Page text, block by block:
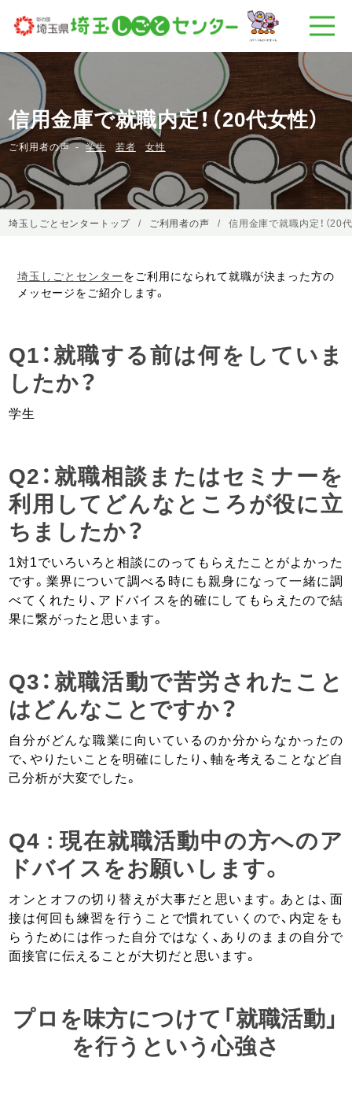
信用金庫で就職内定！（20代女性）
ご利用者の声 学生 若者 女性
埼玉しごとセンタートップ ご利用者の声 信用金庫で就職内定！（20
埼玉しごとセンターをご利用になられて就職が決まった方の
メッセージをご紹介します。
Q1：就職する前は何をしていま
したか？
学生
Q2：就職相談またはセミナーを
利用してどんなところが役に立
ちましたか？
1対1でいろいろと相談にのってもらえたことがよかった
です。業界について調べる時にも親身になって一緒に調
べてくれたり、アドバイスを的確にしてもらえたので結
果に繋がったと思います。
Q3：就職活動で苦労されたこと
はどんなことですか？
自分がどんな職業に向いているのか分からなかったの
で、やりたいことを明確にしたり、軸を考えることなど自
己分析が大変でした。
Q4 : 現在就職活動中の方へのア
ドバイスをお願いします。
オンとオフの切り替えが大事だと思います。あとは、面
接は何回も練習を行うことで慣れていくので、内定をも
らうためには作った自分ではなく、ありのままの自分で
面接官に伝えることが大切だと思います。
プロを味方につけて「就職活動」
を行うという心強さ